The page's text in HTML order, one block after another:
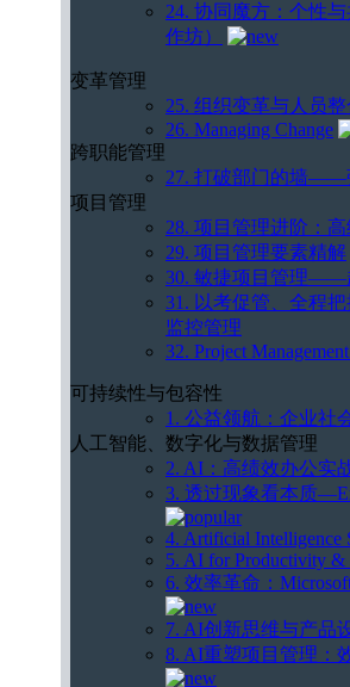
24. 协同魔方：个性
作坊）
变革管理
25. 组织变革与人员整
26. Managing Change
跨职能管理
27. 打破部门的墙——
项目管理
28. 项目管理进阶：
29. 项目管理要素精解
30. 敏捷项目管理——
31. 以考促管、全程
监控管理
32. Project
可持续性与包容性
1. 公益领航：企业社
人工智能、数字化与数据管理
2. AI：高绩效办公实
3. 透过现象看本质
4. Artificial Intelligence
5. AI for Productivity &
6. 效率革命：
7. AI创新思维与产品
8. AI重塑项目管理：